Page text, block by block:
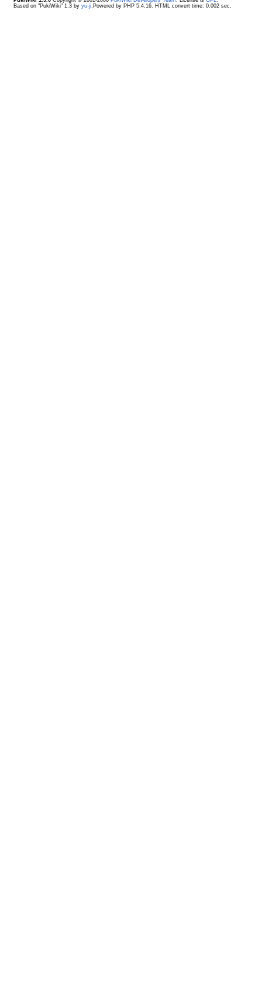
Based on "PukiWiki" 1.3 by yu-ji.Powered by PHP 5.4.16. HTML convert time: 0.002 sec.